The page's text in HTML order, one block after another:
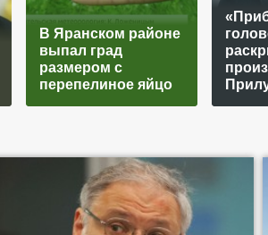
В Яранском районе
выпал град
размером с
перепелиное яйцо